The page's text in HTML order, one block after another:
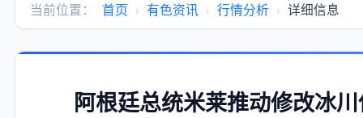
当前位置： 首页 › 有色资讯 › 行情分析 › 详细信息
阿根廷总统米莱推动修改冰